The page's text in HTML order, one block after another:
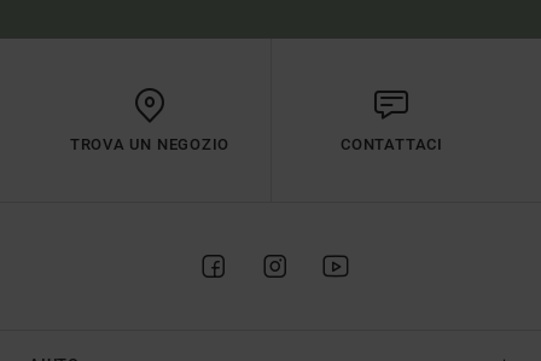
TROVA UN NEGOZIO CONTATTACI